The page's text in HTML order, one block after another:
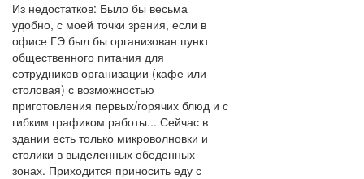
Из недостатков: Было бы весьма
удобно, с моей точки зрения, если в
офисе ГЭ был бы организован пункт
общественного питания для
сотрудников организации (кафе или
столовая) с возможностью
приготовления первых/горячих блюд и с
гибким графиком работы... Сейчас в
здании есть только микроволновки и
столики в выделенных обеденных
зонах. Приходится приносить еду с